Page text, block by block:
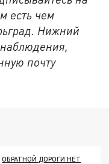
есть чем
Нижний
почту
ОБРАТНОЙ ДОРОГИ НЕТ